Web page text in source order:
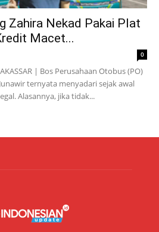
Zahira Nekad Pakai Plat
Macet...
0
| Bos Perusahaan Otobus (PO)
ternyata menyadari sejak awal
Alasannya, jika tidak...